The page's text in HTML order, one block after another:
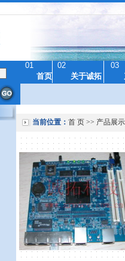
01 02
03
首页
关于诚拓
当前位置： 首 页 >> 产品展示